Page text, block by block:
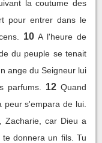
la coutume des
pour entrer dans le
10 A l'heure de
du peuple se tenait
ange du Seigneur lui
parfums.
12 Quand
s'empara de lui.
Zacharie, car Dieu a
donnera un fils. Tu